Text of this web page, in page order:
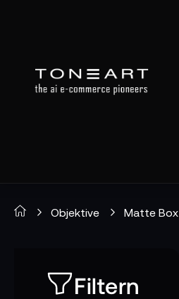
Objektive Matte Box
Filtern